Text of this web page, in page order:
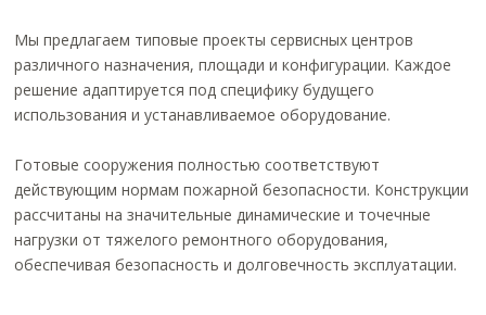
Мы предлагаем типовые проекты сервисных центров
различного назначения, площади и конфигурации. Каждое
решение адаптируется под специфику будущего
использования и устанавливаемое оборудование.
Готовые сооружения полностью соответствуют
действующим нормам пожарной безопасности. Конструкции
рассчитаны на значительные динамические и точечные
нагрузки от тяжелого ремонтного оборудования,
обеспечивая безопасность и долговечность эксплуатации.